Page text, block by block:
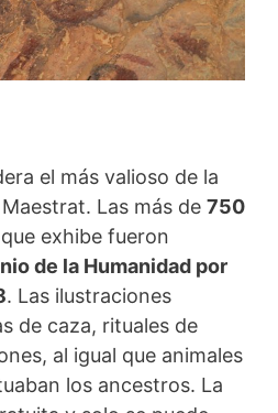
el más valioso de la
Las más de 750
que exhibe fueron
de la Humanidad por
. Las ilustraciones
de caza, rituales de
al igual que animales
los ancestros. La